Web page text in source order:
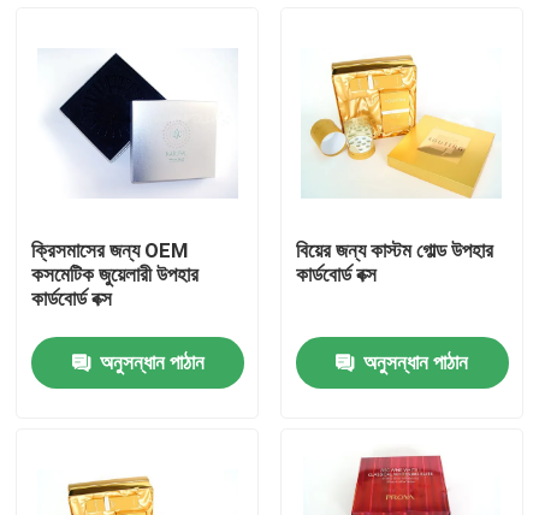
পণ্য
ক্রিসমাসের জন্য OEM
কসমেটিক জুয়েলারী উপহার
কার্ডবোর্ড বক্স
অনুসন্ধান পাঠান
বিয়ের জন্য কাস্টম গোল্ড উপহার
কার্ডবোর্ড বক্স
অনুসন্ধান পাঠান